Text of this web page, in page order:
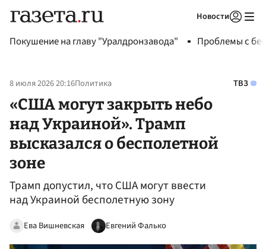
Новости
Покушение на главу "Уралдронзавода" Проблемы с
8 июля 2026 20:16Политика ТВЗ
«США могут закрыть небо
над Украиной». Трамп
высказался о бесполетной
зоне
Трамп допустил, что США могут ввести
над Украиной бесполетную зону
Ева Вишневская Евгений Фалько